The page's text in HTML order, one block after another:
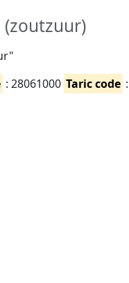
: 28061000 Taric code